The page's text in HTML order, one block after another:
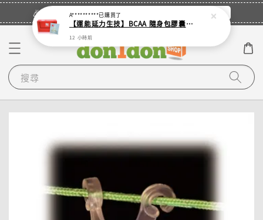
🎉登入會員・領取您的專屬折扣券！ 立即登入
搜尋
A**********已購買了
【運能延力生技】BCAA 隨身包膠囊 (單入 - 4顆裝鋁袋)
12 小時前